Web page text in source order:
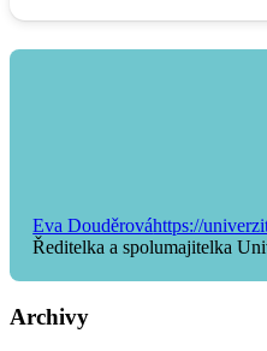
Eva Douděrováhttps://
Ředitelka a spolumajitelka
Archivy